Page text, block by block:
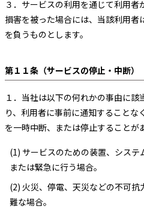
３． サービスの利用を通じて利用者
損害を被った場合には、当該利用
を負うものとします。
第１１条（サービスの停止・中断）
１． 当社は以下の何れかの事由に該
り、利用者に事前に通知すること
を一時中断、または停止することが
(1) サービスのための装置、シス
または緊急に行う場合。
(2) 火災、停電、天災などの不可
難な場合。